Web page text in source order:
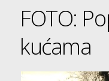
FOTO:
kućama